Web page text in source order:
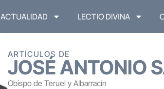
ACTUALIDAD LECTIO DIVINA
ARTÍCULOS DE
JOSÉ ANTONIO
Obispo de Teruel y Albarracín